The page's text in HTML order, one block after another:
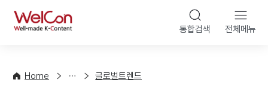
WelCon 통합검색 전체메뉴
Home
향
글로벌트렌드